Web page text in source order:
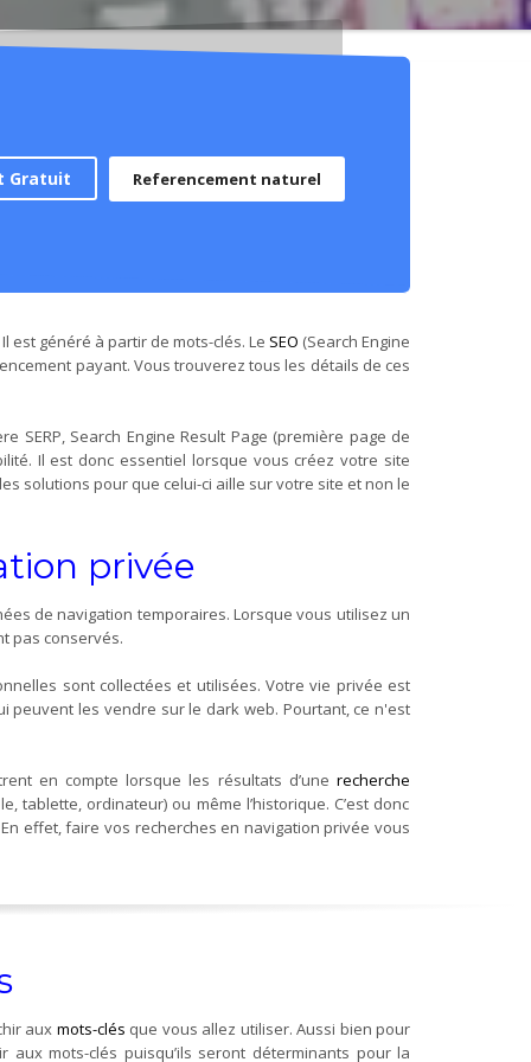
Gratuit Referencement naturel
est généré à partir de mots-clés. Le SEO (Search Engine
payant. Vous trouverez tous les détails de ces
Search Engine Result Page (première page de
Il est donc essentiel lorsque vous créez votre site
solutions pour que celui-ci aille sur votre site et non le
privée
de navigation temporaires. Lorsque vous utilisez un
pas conservés.
sont collectées et utilisées. Votre vie privée est
les vendre sur le dark web. Pourtant, ce n'est
en compte lorsque les résultats d’unerecherche
ordinateur) ou même l’historique. C’est donc
effet, faire vos recherches en navigation privée vous
aux mots-clés que vous allez utiliser. Aussi bien pour
aux mots-clés puisqu’ils seront déterminants pour la